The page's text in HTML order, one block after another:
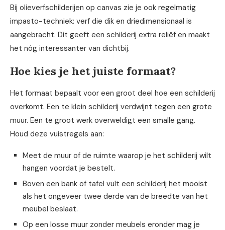
Bij olieverfschilderijen op canvas zie je ook regelmatig
impasto-techniek: verf die dik en driedimensionaal is
aangebracht. Dit geeft een schilderij extra reliëf en maakt
het nóg interessanter van dichtbij.
Hoe kies je het juiste formaat?
Het formaat bepaalt voor een groot deel hoe een schilderij
overkomt. Een te klein schilderij verdwijnt tegen een grote
muur. Een te groot werk overweldigt een smalle gang.
Houd deze vuistregels aan:
Meet de muur of de ruimte waarop je het schilderij wilt
hangen voordat je bestelt.
Boven een bank of tafel vult een schilderij het mooist
als het ongeveer twee derde van de breedte van het
meubel beslaat.
Op een losse muur zonder meubels eronder mag je